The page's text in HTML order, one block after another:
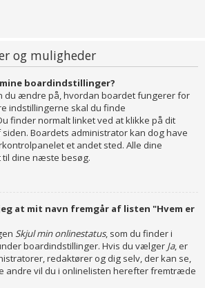
og muligheder
boardindstillinger?
du ændre på, hvordan boardet fungerer for
indstillingerne skal du finde
finder normalt linket ved at klikke på dit
Boardets administrator kan dog have
et andet sted. Alle dine
dine næste besøg.
at mit navn fremgår af listen "Hvem er
Skjul min onlinestatus, som du finder i
boardindstillinger. Hvis du vælger Ja, er
redaktører og dig selv, der kan se,
andre vil du i onlinelisten herefter fremtræde